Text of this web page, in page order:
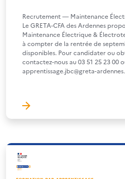
Recrutement — Maintenance
Le GRETA-CFA des Ardennes
Maintenance Électrique &
à compter de la rentrée de
disponibles. Pour candidater ou
contactez-nous au 03 51 25 23 00
apprentissage.jbc@greta-